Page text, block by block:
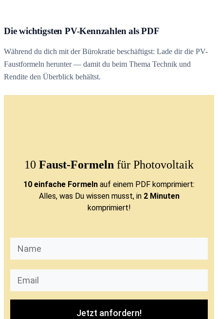
Die wichtigsten PV-Kennzahlen als PDF
Während du dich mit der Bürokratie beschäftigst: Lade dir die PV-
Faustformeln herunter — damit du beim Thema Technik und
Rendite den Überblick behältst.
10 Faust-Formeln für Photovoltaik
10 einfache Formeln auf einem PDF komprimiert:
Alles, was Du wissen musst, in 2 Minuten
komprimiert!
Jetzt anfordern!